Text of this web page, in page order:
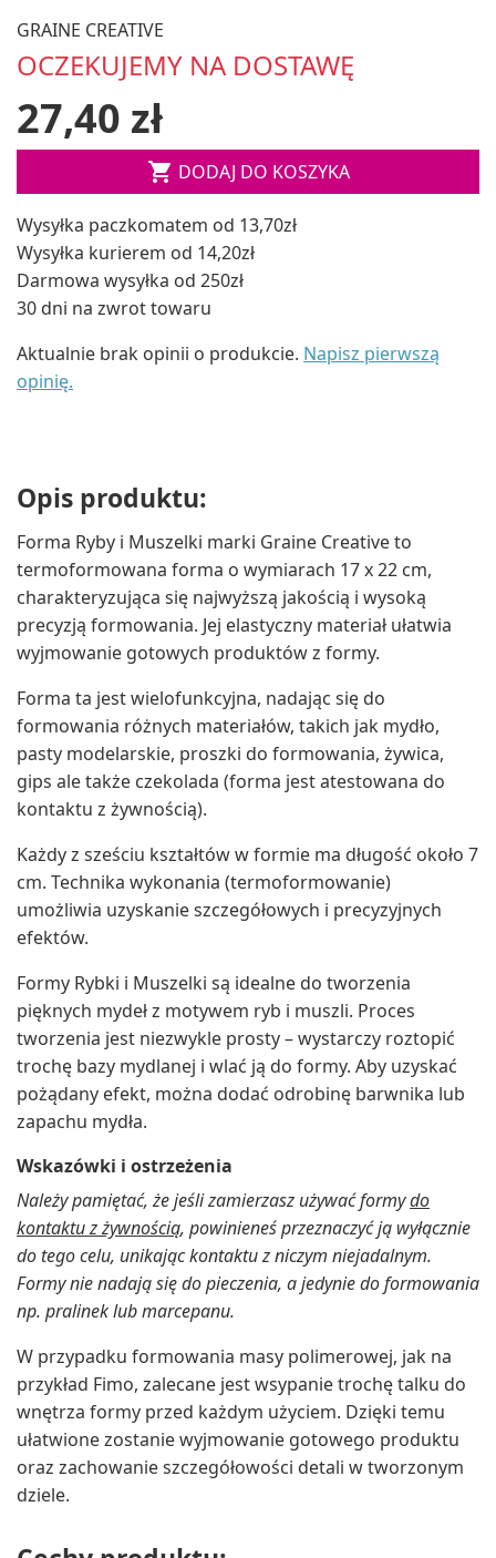
GRAINE CREATIVE
OCZEKUJEMY NA DOSTAWĘ
27,40 zł
 DODAJ DO KOSZYKA
Wysyłka paczkomatem od 13,70zł
Wysyłka kurierem od 14,20zł
Darmowa wysyłka od 250zł
30 dni na zwrot towaru
Aktualnie brak opinii o produkcie. Napisz pierwszą
opinię.
Opis produktu:
Forma Ryby i Muszelki marki Graine Creative to
termoformowana forma o wymiarach 17 x 22 cm,
charakteryzująca się najwyższą jakością i wysoką
precyzją formowania. Jej elastyczny materiał ułatwia
wyjmowanie gotowych produktów z formy.
Forma ta jest wielofunkcyjna, nadając się do
formowania różnych materiałów, takich jak mydło,
pasty modelarskie, proszki do formowania, żywica,
gips ale także czekolada (forma jest atestowana do
kontaktu z żywnością).
Każdy z sześciu kształtów w formie ma długość około 7
cm. Technika wykonania (termoformowanie)
umożliwia uzyskanie szczegółowych i precyzyjnych
efektów.
Formy Rybki i Muszelki są idealne do tworzenia
pięknych mydeł z motywem ryb i muszli. Proces
tworzenia jest niezwykle prosty – wystarczy roztopić
trochę bazy mydlanej i wlać ją do formy. Aby uzyskać
pożądany efekt, można dodać odrobinę barwnika lub
zapachu mydła.
Wskazówki i ostrzeżenia
Należy pamiętać, że jeśli zamierzasz używać formydo
kontaktu z żywnością, powinieneś przeznaczyć ją wyłącznie
do tego celu, unikając kontaktu z niczym niejadalnym.
Formy nie nadają się do pieczenia, a jedynie do formowania
np. pralinek lub marcepanu.
W przypadku formowania masy polimerowej, jak na
przykład Fimo, zalecane jest wsypanie trochę talku do
wnętrza formy przed każdym użyciem. Dzięki temu
ułatwione zostanie wyjmowanie gotowego produktu
oraz zachowanie szczegółowości detali w tworzonym
dziele.